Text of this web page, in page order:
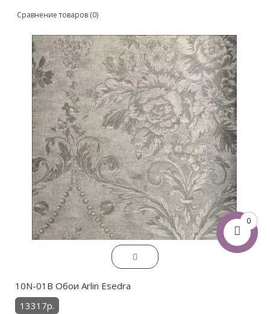
0
Сравнение товаров (0)
10N-01B Обои Arlin Esedra
13317р.